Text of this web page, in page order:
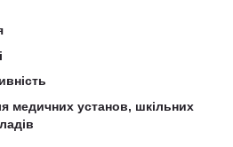
медичних установ, шкільних